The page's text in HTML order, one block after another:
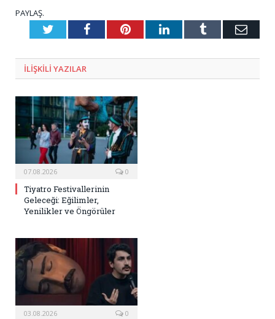
PAYLAŞ.
TwitterFacebookPinterestLinkedInTumblr E-
ILIŞKILI YAZILAR
07.08.2026 0
Tiyatro Festivallerinin
Geleceği: Eğilimler,
Yenilikler ve Öngörüler
03.08.2026 0